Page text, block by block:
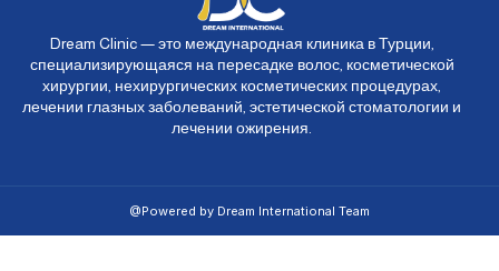
Dream Clinic — это международная клиника в Турции,
специализирующаяся на пересадке волос, косметической
хирургии, нехирургических косметических процедурах,
лечении глазных заболеваний, эстетической стоматологии и
лечении ожирения.
@Powered by Dream International Team